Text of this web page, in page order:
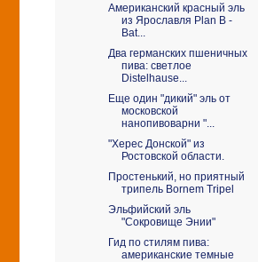
Американский красный эль
из Ярославля Plan B -
Bat...
Два германских пшеничных
пива: светлое
Distelhause...
Еще один "дикий" эль от
московской
нанопивоварни "...
"Херес Донской" из
Ростовской области.
Простенький, но приятный
трипель Bornem Tripel
Эльфийский эль
"Сокровище Энии"
Гид по стилям пива:
американские темные